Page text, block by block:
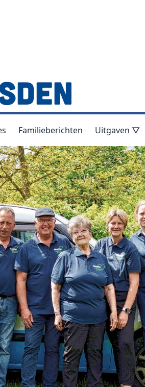
Familieberichten Uitgaven ▽